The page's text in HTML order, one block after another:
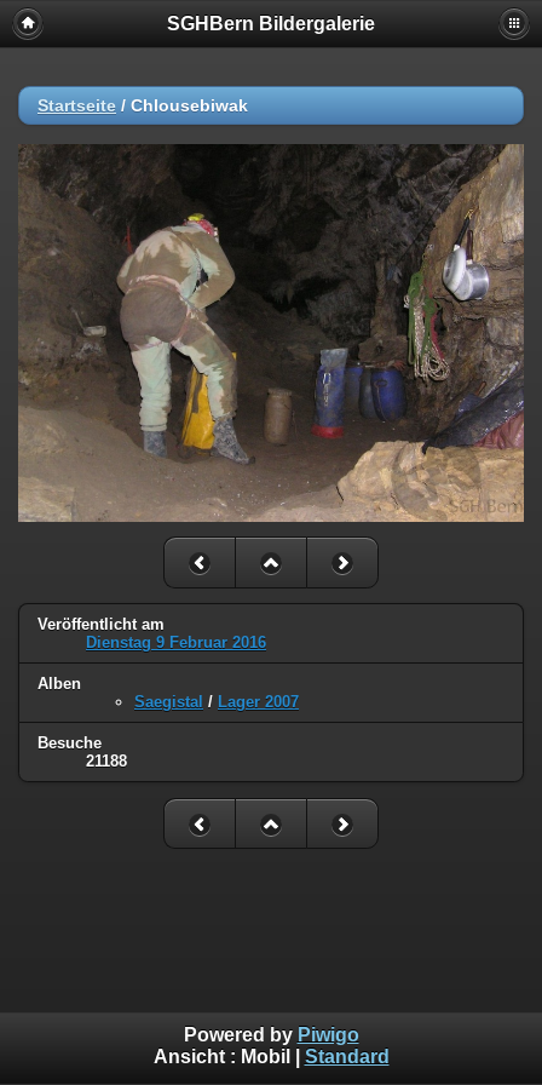
SGHBern Bildergalerie
Startseite / Chlousebiwak
Veröffentlicht am
Dienstag 9 Februar 2016
Alben
Saegistal / Lager 2007
Besuche
21188
Powered by Piwigo
Ansicht : Mobil Standard